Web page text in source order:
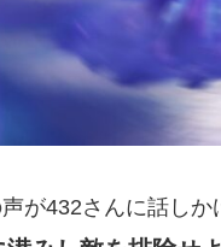
が432さんに話しか